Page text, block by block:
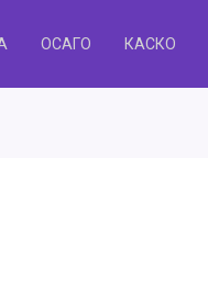
ОСАГО КАСКО